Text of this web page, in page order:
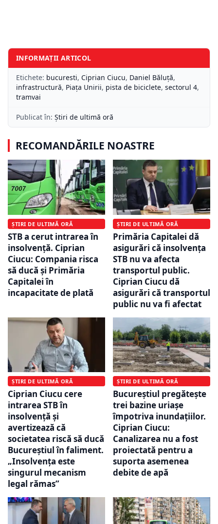
INFORMAȚII ARTICOL
Etichete: bucuresti, Ciprian Ciucu, Daniel Băluță,
infrastructură, Piața Unirii, pista de biciclete, sectorul 4,
tramvai
Publicat în: Știri de ultimă oră
RECOMANDĂRILE NOASTRE
ȘTIRI DE ULTIMĂ ORĂ
STB a cerut intrarea în
insolvență. Ciprian
Ciucu: Compania risca
să ducă și Primăria
Capitalei în
incapacitate de plată
ȘTIRI DE ULTIMĂ ORĂ
Primăria Capitalei dă
asigurări că insolvența
STB nu va afecta
transportul public.
Ciprian Ciucu dă
asigurări că transportul
public nu va fi afectat
ȘTIRI DE ULTIMĂ ORĂ
Ciprian Ciucu cere
intrarea STB în
insolvență și
avertizează că
societatea riscă să ducă
Bucureștiul în faliment.
„Insolvența este
singurul mecanism
legal rămas”
ȘTIRI DE ULTIMĂ ORĂ
Bucureștiul pregătește
trei bazine uriașe
împotriva inundațiilor.
Ciprian Ciucu:
Canalizarea nu a fost
proiectată pentru a
suporta asemenea
debite de apă